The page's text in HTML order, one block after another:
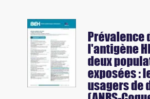
Prévalence
l'antigène
deux
exposées :
usagers de